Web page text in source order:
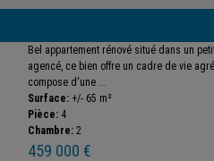
Bel appartement rénové situé dans un
agencé, ce bien offre un cadre de vie
compose d'une ...
Surface: +/- 65 m²
Pièce: 4
Chambre: 2
459 000 €